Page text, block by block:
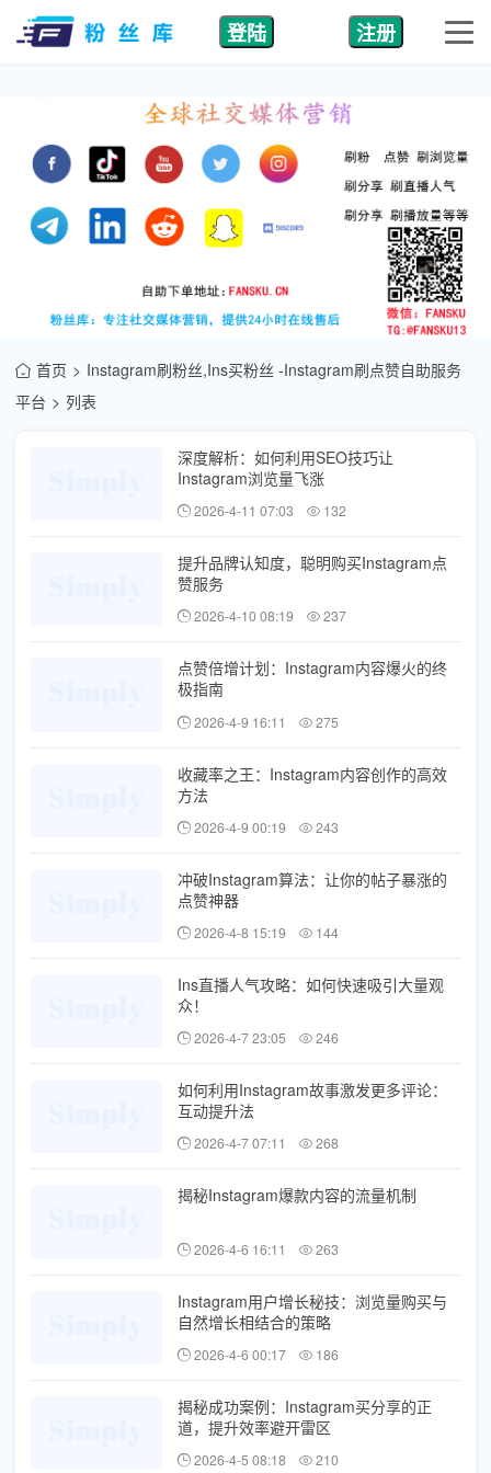
登陆 注册
首页
Instagram刷粉丝,Ins买粉丝 -Instagram刷点赞自助服务
平台
列表
深度解析：如何利用SEO技巧让
Instagram浏览量飞涨
2026-4-11 07:03 132
提升品牌认知度，聪明购买Instagram点
赞服务
2026-4-10 08:19 237
点赞倍增计划：Instagram内容爆火的终
极指南
2026-4-9 16:11 275
收藏率之王：Instagram内容创作的高效
方法
2026-4-9 00:19 243
冲破Instagram算法：让你的帖子暴涨的
点赞神器
2026-4-8 15:19 144
Ins直播人气攻略：如何快速吸引大量观
众！
2026-4-7 23:05 246
如何利用Instagram故事激发更多评论：
互动提升法
2026-4-7 07:11 268
揭秘Instagram爆款内容的流量机制
2026-4-6 16:11 263
Instagram用户增长秘技：浏览量购买与
自然增长相结合的策略
2026-4-6 00:17 186
揭秘成功案例：Instagram买分享的正
道，提升效率避开雷区
2026-4-5 08:18 210